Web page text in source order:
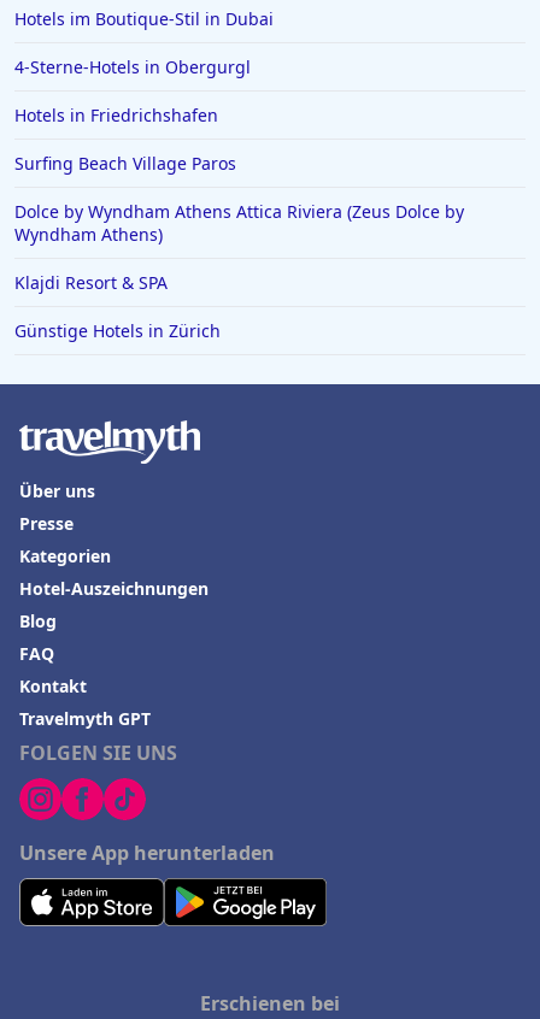
Hotels im Boutique-Stil in Dubai
4-Sterne-Hotels in Obergurgl
Hotels in Friedrichshafen
Surfing Beach Village Paros
Dolce by Wyndham Athens Attica Riviera (Zeus Dolce by
Wyndham Athens)
Klajdi Resort & SPA
Günstige Hotels in Zürich
FOLGEN SIE UNS
Unsere App herunterladen
Über uns
Presse
Kategorien
Hotel-Auszeichnungen
Blog
FAQ
Kontakt
Travelmyth GPT
Erschienen bei